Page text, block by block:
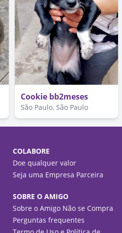
Cookie bb2meses
São Paulo, São Paulo
COLABORE
Doe qualquer valor
Seja uma Empresa Parceira
SOBRE O AMIGO
Sobre o Amigo Não se Compra
Perguntas frequentes